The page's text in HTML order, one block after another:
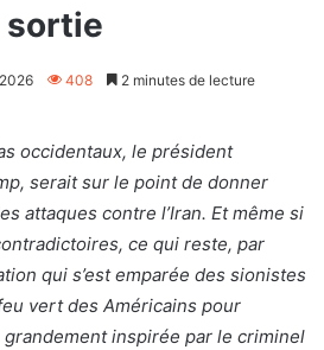
sortie
408 2 minutes de lecture
occidentaux, le président
serait sur le point de donner
attaques contre l’Iran. Et même si
ce qui reste, par
qui s’est emparée des sionistes
vert des Américains pour
inspirée par le criminel